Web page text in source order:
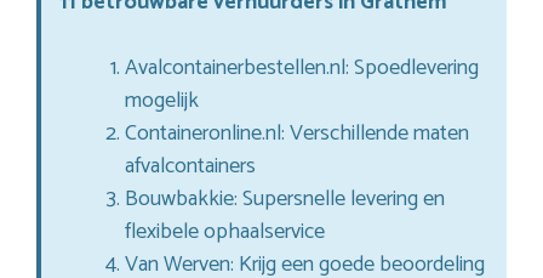
Avalcontainerbestellen.nl: Spoedlevering
mogelijk
Containeronline.nl: Verschillende maten
afvalcontainers
Bouwbakkie: Supersnelle levering en
flexibele ophaalservice
Van Werven: Krijg een goede beoordeling